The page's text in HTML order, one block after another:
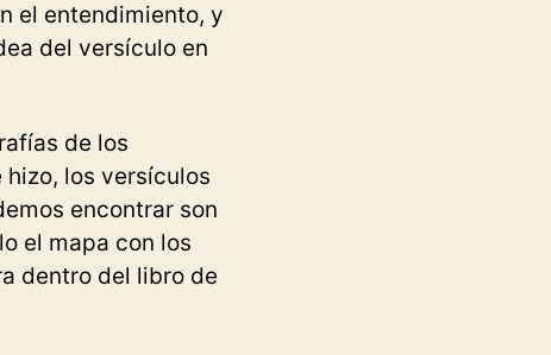
el entendimiento, y
del versículo en
de los
los versículos
encontrar son
el mapa con los
dentro del libro de